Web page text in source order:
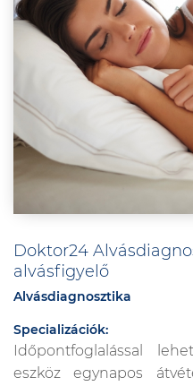
Doktor24
alvásfigyelő
Alvásdiagnosztika
Specializációk:
Időpontfoglalással
eszköz egynapos